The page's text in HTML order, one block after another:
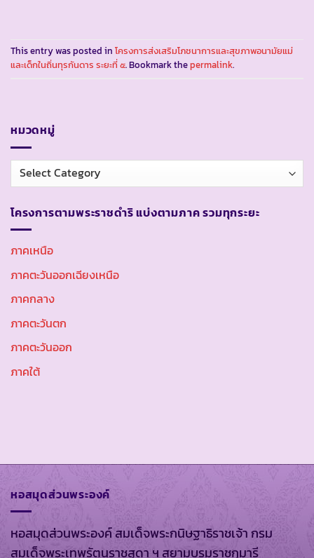
This entry was posted in โครงการส่งเสริมโภชนาการและสุขภาพอนามัยแม่
และเด็กในถิ่นทุรกันดาร ระยะที่ ๕. Bookmark thepermalink.
หมวดหมู่
หมวด
หมู่
โครงการตามพระราชดำริ แบ่งตามภาค รวมทุกระยะ
ภาคเหนือ
ภาคตะวันออกเฉียงเหนือ
ภาคกลาง
ภาคตะวันตก
ภาคตะวันออก
ภาคใต้
หอสมุดส่วนพระองค์
หอสมุดส่วนพระองค์ สมเด็จพระกนิษฐาธิราชเจ้า กรม
สมเด็จพระเทพรัตนราชสุดา ฯ สยามบรมราชกุมารี